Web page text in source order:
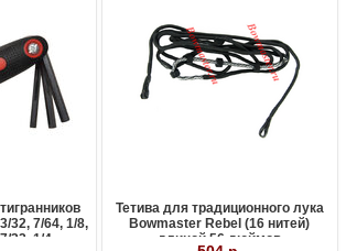
32, 7/64, 1/8,
32, 1/4.
Тетива для традиционного лука
Bowmaster Rebel (16 нитей)
длиной 56 дюймов